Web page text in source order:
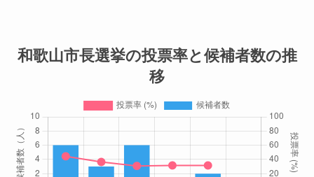
和歌山市長選挙の投票率と候補者数の推
移